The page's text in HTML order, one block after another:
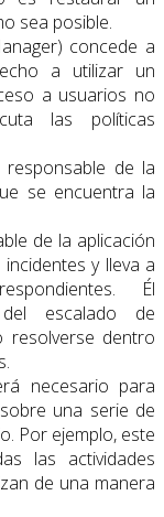
sea posible.
concede a
a utilizar un
a usuarios no
las políticas
de la
se encuentra la
de la aplicación
y lleva a
Él
escalado de
resolverse dentro
necesario para
una serie de
Por ejemplo, este
las actividades
de una manera